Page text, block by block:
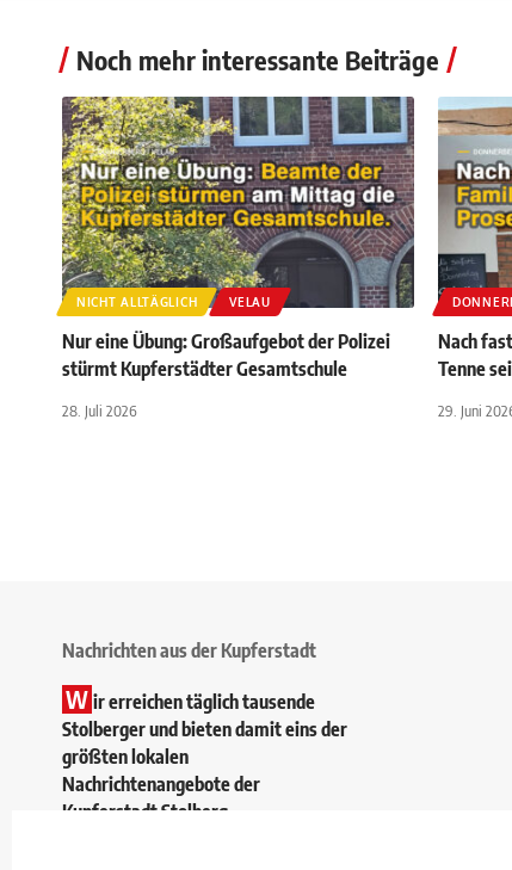
Noch mehr interessante Beiträge
NICHT ALLTÄGLICH VELAU
Nur eine Übung: Großaufgebot der Polizei
stürmt Kupferstädter Gesamtschule
28. Juli 2026
Nach
Tenne
29. Juni
Nachrichten aus der Kupferstadt
W ir erreichen täglich tausende
Stolberger und bieten damit eins der
größten lokalen
Nachrichtenangebote der
Kupferstadt Stolberg.